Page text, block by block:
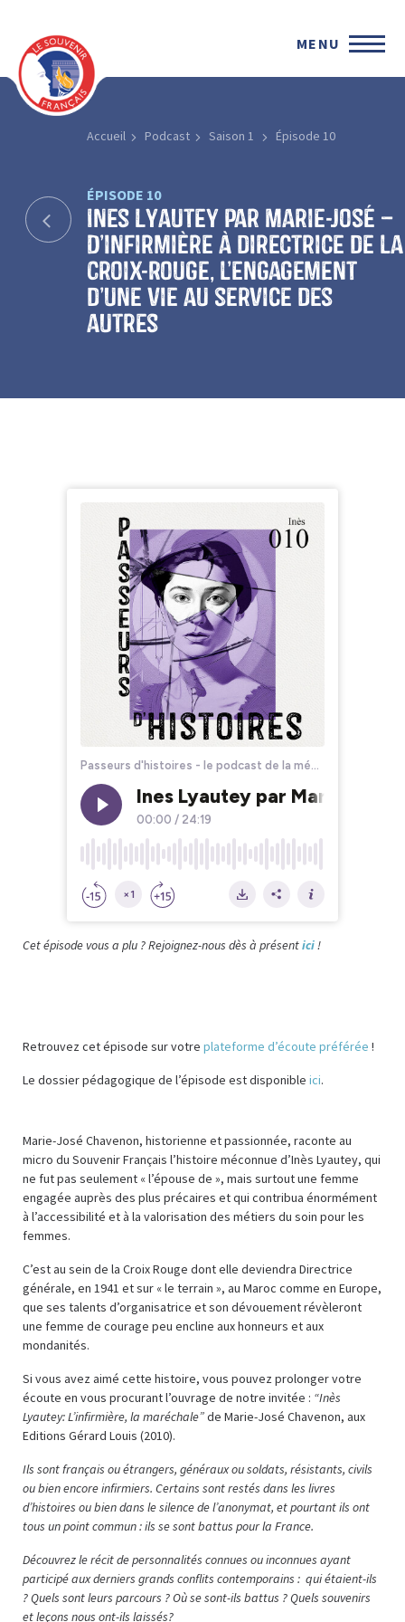
MENU
Accueil Podcast Saison 1 Épisode 10
ÉPISODE 10
Ines Lyautey par Marie-José –
D’infirmière à directrice de la
Croix-Rouge, l’engagement
d’une vie au service des
autres
Cet épisode vous a plu ? Rejoignez-nous dès à présentici!
Retrouvez cet épisode sur votre plateforme d’écoute préférée !
Le dossier pédagogique de l’épisode est disponible ici.
Marie-José Chavenon, historienne et passionnée, raconte au
micro du Souvenir Français l’histoire méconnue d’Inès Lyautey, qui
ne fut pas seulement « l’épouse de », mais surtout une femme
engagée auprès des plus précaires et qui contribua énormément
à l’accessibilité et à la valorisation des métiers du soin pour les
femmes.
C’est au sein de la Croix Rouge dont elle deviendra Directrice
générale, en 1941 et sur « le terrain », au Maroc comme en Europe,
que ses talents d’organisatrice et son dévouement révèleront
une femme de courage peu encline aux honneurs et aux
mondanités.
Si vous avez aimé cette histoire, vous pouvez prolonger votre
écoute en vous procurant l’ouvrage de notre invitée : “Inès
Lyautey: L’infirmière, la maréchale”de Marie-José Chavenon, aux
Editions Gérard Louis (2010).
Ils sont français ou étrangers, généraux ou soldats, résistants, civils
ou bien encore infirmiers. Certains sont restés dans les livres
d’histoires ou bien dans le silence de l’anonymat, et pourtant ils ont
tous un point commun : ils se sont battus pour la France.
Découvrez le récit de personnalités connues ou inconnues ayant
participé aux derniers grands conflits contemporains : qui étaient-ils
? Quels sont leurs parcours ? Où se sont-ils battus ? Quels souvenirs
et leçons nous ont-ils laissés?